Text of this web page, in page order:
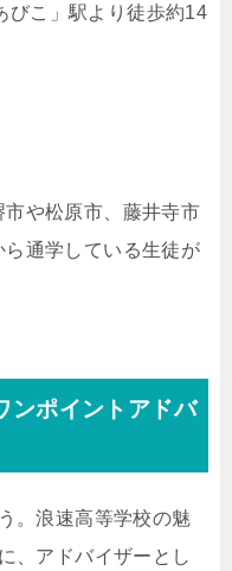
びこ」駅より徒歩約14
や松原市、藤井寺市
通学している生徒が
ンポイントアドバ
。浪速高等学校の魅
、アドバイザーとし